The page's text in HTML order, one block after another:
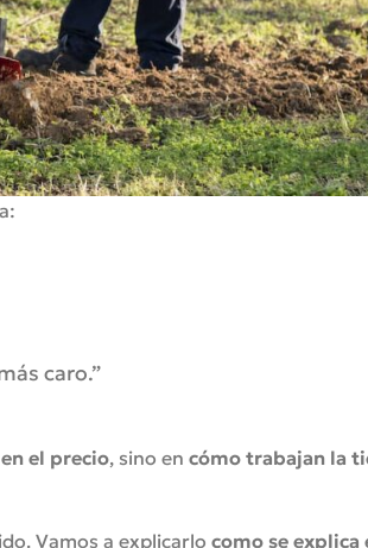
caro.”
el precio, sino en cómo trabajan la
Vamos a explicarlo como se explica